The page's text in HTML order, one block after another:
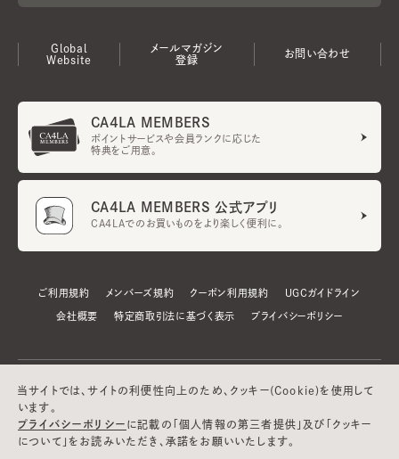
Global
Website
メールマガジン
登録
お問い合わせ
CA4LA MEMBERS
ポイントサービスや会員ランクに応じた
特典をご用意。
CA4LA MEMBERS 公式アプリ
CA4LAでのお買いものをより楽しく便利に。
ご利用規約 メンバーズ規約 クーポン利用規約 UGCガイドライン
会社概要 特定商取引法に基づく表示 プライバシーポリシー
当サイトでは、サイトの利便性向上のため、クッキー(Cookie)を使用して
います。
プライバシーポリシー に記載の「個人情報の第三者提供」及び「クッキー
について」をお読みいただき、承諾をお願いいたします。